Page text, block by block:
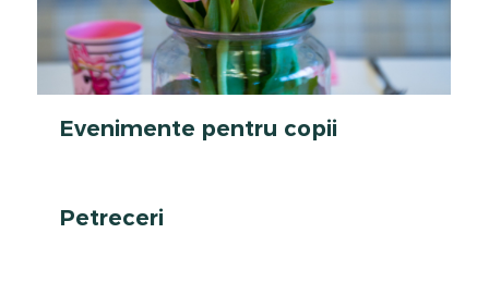
Evenimente pentru copii
Petreceri